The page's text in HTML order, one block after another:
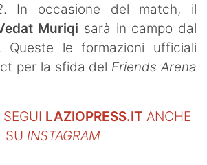
. In occasione del match, il
Muriqi sarà in campo dal
Queste le formazioni ufficiali
per la sfida del Friends Arena
LAZIOPRESS.IT ANCHE
SU INSTAGRAM